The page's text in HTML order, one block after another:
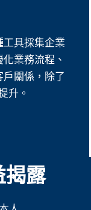
具採集企業
業務流程、
關係，除了
升。
揭露